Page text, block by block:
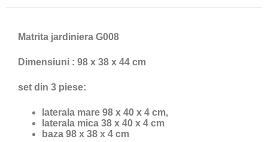
Matrita jardiniera G008
Dimensiuni : 98 x 38 x 44 cm
set din 3 piese:
laterala mare 98 x 40 x 4 cm,
laterala mica 38 x 40 x 4 cm
baza 98 x 38 x 4 cm